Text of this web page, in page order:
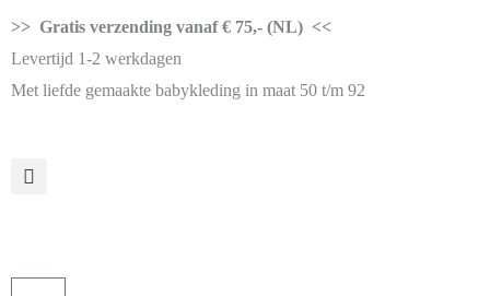
>> Gratis verzending vanaf € 75,- (NL) <<
Levertijd 1-2 werkdagen
Met liefde gemaakte babykleding in maat 50 t/m 92